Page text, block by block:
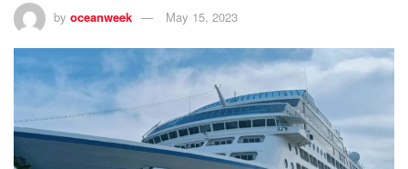
by oceanweek May 15, 2023